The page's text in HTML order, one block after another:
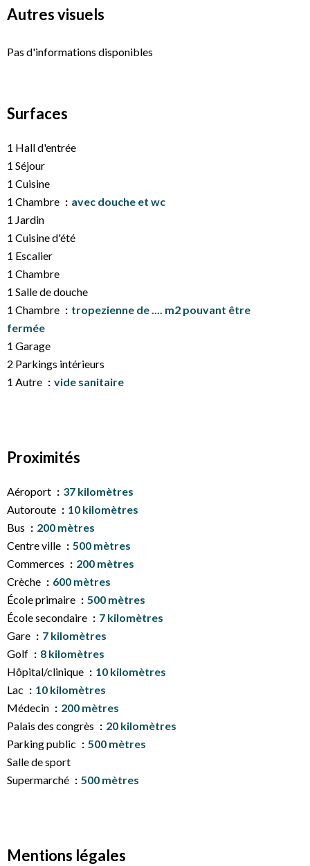
Autres visuels
Pas d'informations disponibles
Surfaces
1 Hall d'entrée
1 Séjour
1 Cuisine
1 Chambre
avec douche et wc
1 Jardin
1 Cuisine d'été
1 Escalier
1 Chambre
1 Salle de douche
1 Chambre
tropezienne de .... m2 pouvant être
fermée
1 Garage
2 Parkings intérieurs
1 Autre
vide sanitaire
Proximités
Aéroport
37 kilomètres
Autoroute
10 kilomètres
Bus
200 mètres
Centre ville
500 mètres
Commerces
200 mètres
Crèche
600 mètres
École primaire
500 mètres
École secondaire
7 kilomètres
Gare
7 kilomètres
Golf
8 kilomètres
Hôpital/clinique
10 kilomètres
Lac
10 kilomètres
Médecin
200 mètres
Palais des congrès
20 kilomètres
Parking public
500 mètres
Salle de sport
Supermarché
500 mètres
Mentions légales